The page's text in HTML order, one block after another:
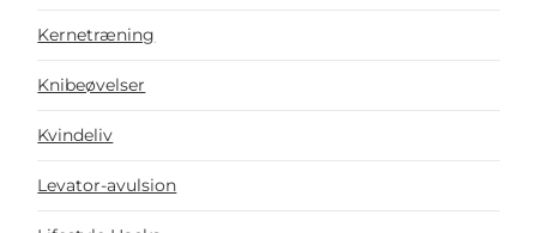
Kernetræning
Knibeøvelser
Kvindeliv
Levator-avulsion